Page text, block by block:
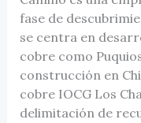
fase de
se centra en
cobre como
construcción en
cobre IOCG Los
delimitación de